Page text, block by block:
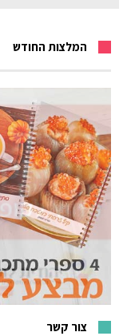
המלצות החודש
צור קשר